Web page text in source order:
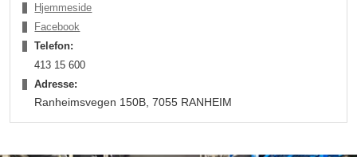
Hjemmeside
Facebook
Telefon:
413 15 600
Adresse:
Ranheimsvegen 150B, 7055 RANHEIM